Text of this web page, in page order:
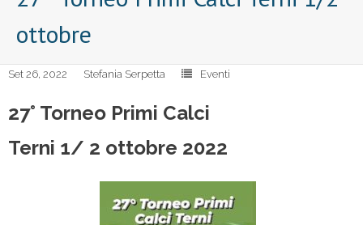
ottobre
Set 26, 2022 Stefania Serpetta Eventi
27° Torneo Primi Calci
Terni 1/ 2 ottobre 2022